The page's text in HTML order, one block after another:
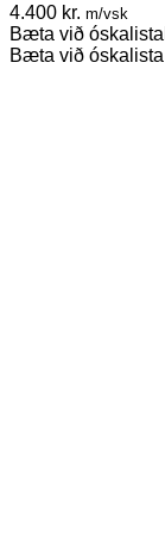
4.400 kr. m/vsk
Bæta við óskalista
Bæta við óskalista